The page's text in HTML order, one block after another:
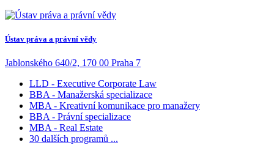
Ústav práva a právní vědy
Jablonského 640/2, 170 00 Praha 7
LLD - Executive Corporate Law
BBA - Manažerská specializace
MBA - Kreativní komunikace pro manažery
BBA - Právní specializace
MBA - Real Estate
30 dalších programů ...